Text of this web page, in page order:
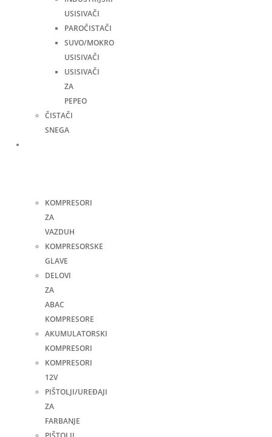
USISIVAČI
PAROČISTAČI
SUVO/MOKRO
USISIVAČI
USISIVAČI
ZA
PEPEO
ČISTAČI
SNEGA
KOMPRESORI
ZA
VAZDUH
KOMPRESORSKE
GLAVE
DELOVI
ZA
ABAC
KOMPRESORE
AKUMULATORSKI
KOMPRESORI
KOMPRESORI
12V
PIŠTOLJI/UREĐAJI
ZA
FARBANJE